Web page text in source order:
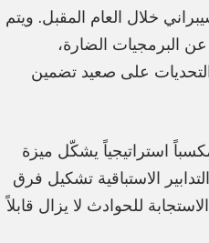
خلال العام المقبل. ويتم
البرمجيات الضارة،
على صعيد تضمين
استراتيجياً يشكّل ميزة
التدابير الاستباقية تشكيل فرق
للحوادث لا يزال قابلاً